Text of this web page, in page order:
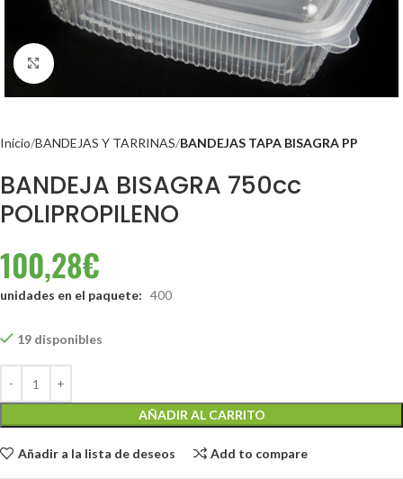
Clic para ampliar
Inicio BANDEJAS Y TARRINAS BANDEJAS TAPA BISAGRA PP
BANDEJA BISAGRA 750cc
POLIPROPILENO
100,28€
unidades en el paquete: 400
19 disponibles
AÑADIR AL CARRITO
Añadir a la lista de deseos Add to compare